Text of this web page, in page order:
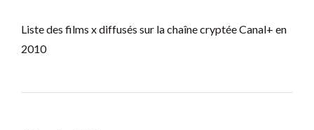
Liste des films x diffusés sur la chaîne cryptée Canal+ en
2010